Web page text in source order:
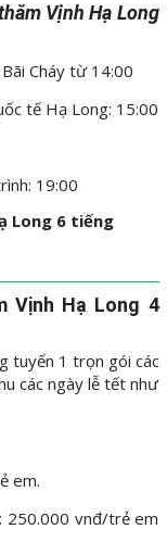
Vịnh Hạ Long
Cháy từ 14:00
tế Hạ Long: 15:00
19:00
Long 6 tiếng
Vịnh Hạ Long 4
tuyến 1 trọn gói các
các ngày lễ tết như
em.
250.000 vnđ/trẻ em